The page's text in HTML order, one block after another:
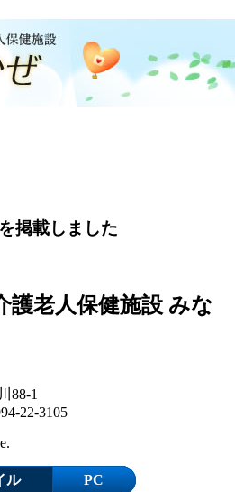
掲載しました
護老人保健施設 みな
88-1
22-3105
ル PC